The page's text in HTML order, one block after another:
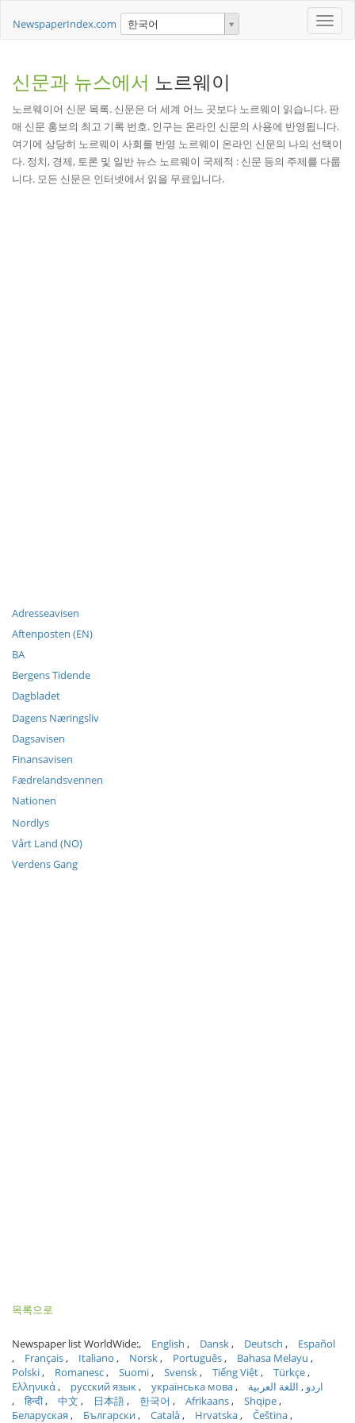
Toggle
NewspaperIndex.com 한국어
신문과 뉴스에서 노르웨이
노르웨이어 신문 목록. 신문은 더 세계 어느 곳보다 노르웨이 읽습니다. 판
매 신문 홍보의 최고 기록 번호. 인구는 온라인 신문의 사용에 반영됩니다.
여기에 상당히 노르웨이 사회를 반영 노르웨이 온라인 신문의 나의 선택이
다. 정치, 경제, 토론 및 일반 뉴스 노르웨이 국제적 : 신문 등의 주제를 다룹
니다. 모든 신문은 인터넷에서 읽을 무료입니다.
Adresseavisen
Aftenposten (EN)
BA
Bergens Tidende
Dagbladet
Dagens Næringsliv
Dagsavisen
Finansavisen
Fædrelandsvennen
Nationen
Nordlys
Vårt Land (NO)
Verdens Gang
목록으로
Newspaper list WorldWide: English Dansk Deutsch
Español
Français
Italiano Norsk Português
Bahasa Melayu
Polski
Romanesc Suomi Svensk Tiếng Việt
Türkçe
Ελληνικά
русский язык українська мова اردو
اللغة العربية
हिन्दी
中文 日本語 한국어 Afrikaans
Shqipe
Беларуская
Български Català Hrvatska
Čeština